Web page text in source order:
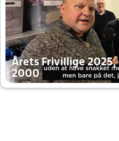
Årets Frivillige 2025,
2000